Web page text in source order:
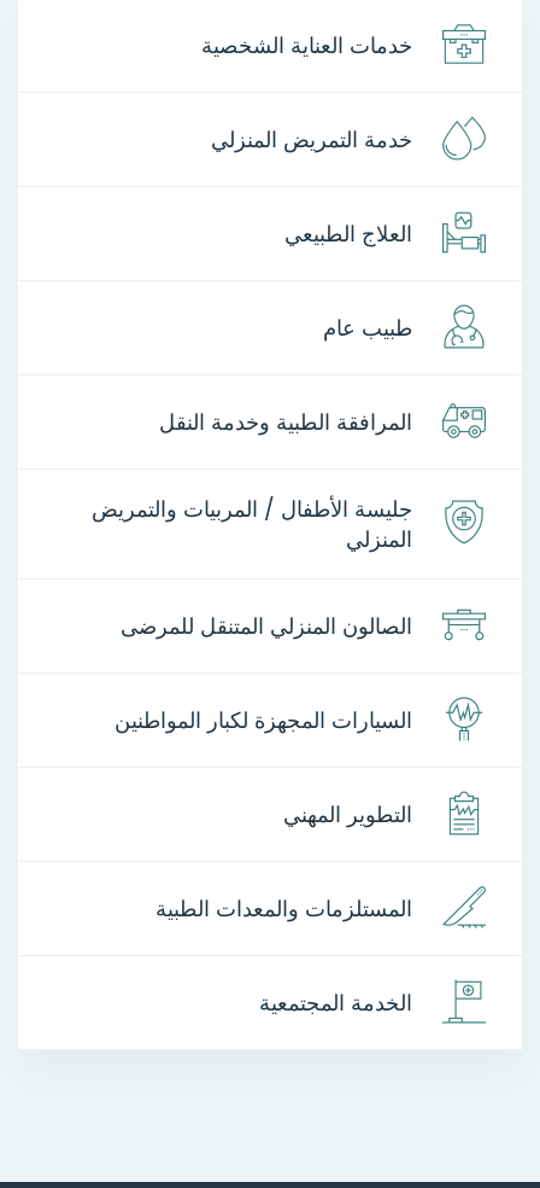
خدمات العناية الشخصية
خدمة التمريض المنزلي
العلاج الطبيعي
طبيب عام
المرافقة الطبية وخدمة النقل
جليسة الأطفال / المربيات والتمريض
المنزلي
الصالون المنزلي المتنقل للمرضى
السيارات المجهزة لكبار المواطنين
التطوير المهني
المستلزمات والمعدات الطبية
الخدمة المجتمعية